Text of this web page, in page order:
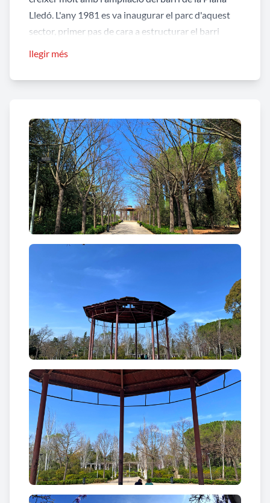
Lledó. L'any 1981 es va inaugurar el parc d'aquest
sector, primer pas de cara a estructurar el barri
fins a aquell moment, amb 52.000 metres quadrats.
nord de Mollet (l'avinguda de Rívoli) es van fer unes
obres per ampliar el parc en 16.500 m2, fins la seva
superfície actual de gairebé 7 hectàrees. El parc
envolta el cementiri municipal que es manté, però,
com un recinte independent de la resta de l'espai.
El parc està format per diversos camins
pavimentats radials a partir d'una plaça central on
celebració d'esdeveniments públics. Aquests
amb tanques verdes retallades de pitòspors.
Disposa d'una xarxa de camins secundaris més
sinuosos sense pavimentar destinats al passeig
allunyat de les zones més concorregudes.
Una mica desviat d'aquesta glorieta central, hi ha
un llac artificial amb un brollador d'aigua i vegetació
aquàtica envoltada per una pèrgola amb diverses
glicines amb floracions espectaculars a la
primavera. A l'accés des de l'avinguda del Parc amb
el carrer Ferrocarril, hi ha un escut del municipi fet
amb planta de temporada que recorda que va ser el
llegir més